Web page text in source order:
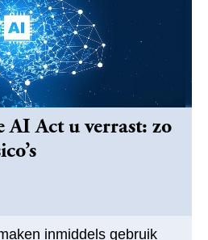
AI Act u verrast: zo
inmiddels gebruik